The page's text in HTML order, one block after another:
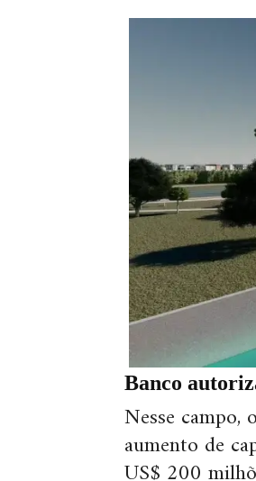
Banco
Nesse campo,
aumento de